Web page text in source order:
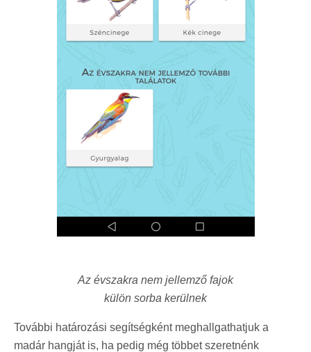
Az évszakra nem jellemző fajok
külön sorba kerülnek
További határozási segítségként meghallgathatjuk a
madár hangját is, ha pedig még többet szeretnénk